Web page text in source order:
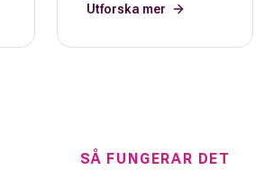
Utforska mer
SÅ FUNGERAR DET